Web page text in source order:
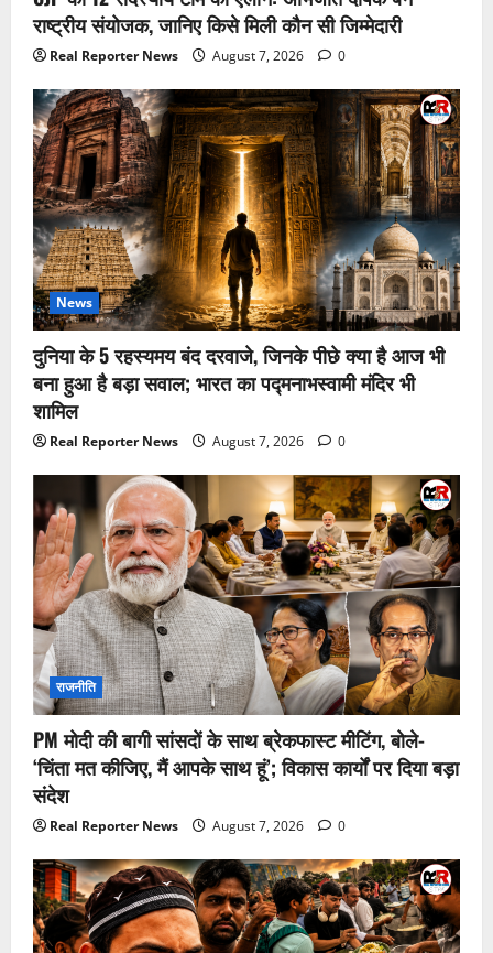
4 August 7, 2026 0
5
‘फाइटर कॉम्बैट लीडर’; जानिए IAF की ‘टॉप
गन’ बनने की पूरी कहानी
August 7, 2026 0
राष्ट्रीय संयोजक, जानिए किसे मिली कौन सी जिम्मेदारी
Real Reporter News August 7, 2026 0
News
दुनिया के 5 रहस्यमय बंद दरवाजे, जिनके पीछे क्या है आज भी
बना हुआ है बड़ा सवाल; भारत का पद्मनाभस्वामी मंदिर भी
शामिल
Real Reporter News August 7, 2026 0
राजनीति
PM मोदी की बागी सांसदों के साथ ब्रेकफास्ट मीटिंग, बोले-
‘चिंता मत कीजिए, मैं आपके साथ हूं’; विकास कार्यों पर दिया बड़ा
संदेश
Real Reporter News August 7, 2026 0